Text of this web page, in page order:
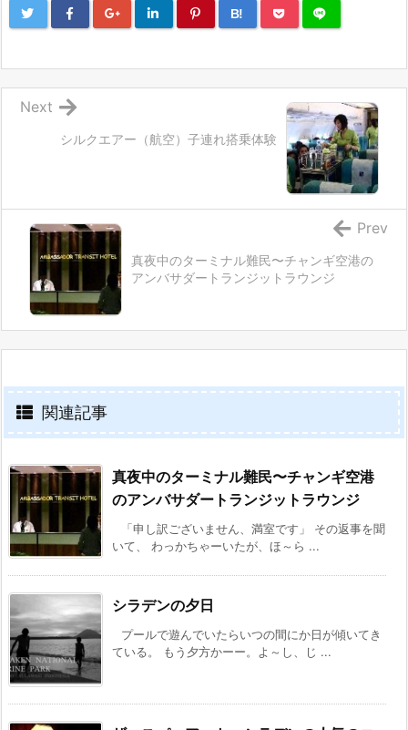
B!
シルクエアー（航空）子連れ搭乗体験
Next
真夜中のターミナル難民〜チャンギ空港の
アンバサダートランジットラウンジ
Prev
関連記事
真夜中のターミナル難民〜チャンギ空港
のアンバサダートランジットラウンジ
「申し訳ございません、満室です」 その返事を聞
いて、 わっかちゃーいたが、ほ～ら ...
シラデンの夕日
プールで遊んでいたらいつの間にか日が傾いてき
ている。 もう夕方かーー。よ～し、じ ...